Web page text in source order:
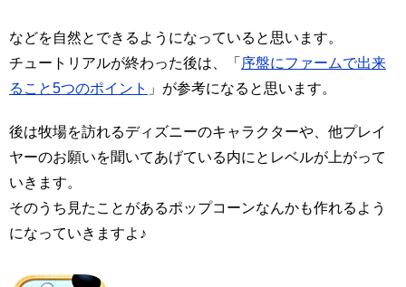
などを自然とできるようになっていると思います。
チュートリアルが終わった後は、「 序盤にファームで出来
ること5つのポイント 」が参考になると思います。
後は牧場を訪れるディズニーのキャラクターや、他プレイ
ヤーのお願いを聞いてあげている内にとレベルが上がって
いきます。
そのうち見たことがあるポップコーンなんかも作れるよう
になっていきますよ♪